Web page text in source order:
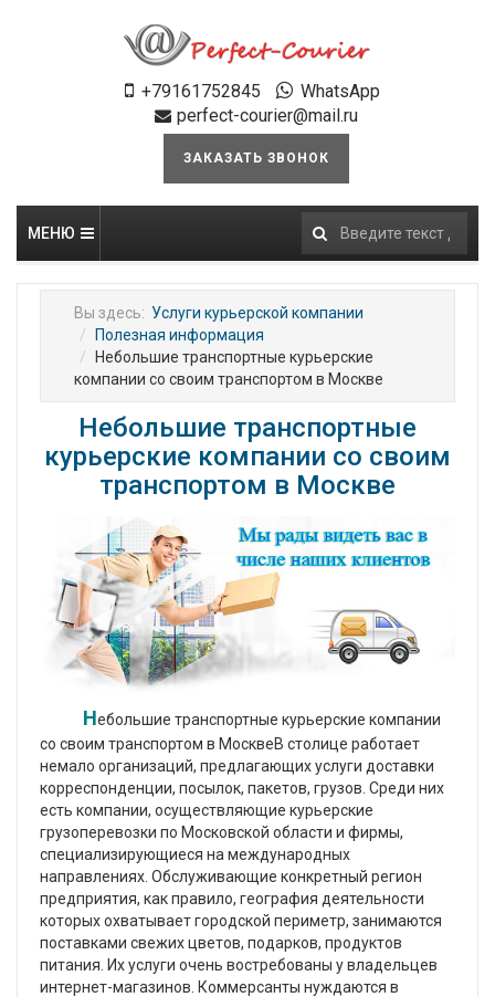
+79161752845
WhatsApp
perfect-courier@mail.ru
ЗАКАЗАТЬ ЗВОНОК
МЕНЮ Искать...
Вы здесь: Услуги курьерской компании
Полезная информация
Небольшие транспортные курьерские
компании со своим транспортом в Москве
Небольшие транспортные
курьерские компании со своим
транспортом в Москве
Небольшие транспортные курьерские компании
со своим транспортом в МосквеВ столице работает
немало организаций, предлагающих услуги доставки
корреспонденции, посылок, пакетов, грузов. Среди них
есть компании, осуществляющие курьерские
грузоперевозки по Московской области и фирмы,
специализирующиеся на международных
направлениях. Обслуживающие конкретный регион
предприятия, как правило, география деятельности
которых охватывает городской периметр, занимаются
поставками свежих цветов, подарков, продуктов
питания. Их услуги очень востребованы у владельцев
интернет-магазинов. Коммерсанты нуждаются в